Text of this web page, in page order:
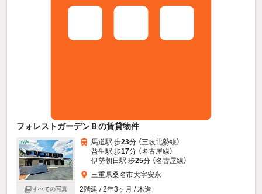
フォレストガーデンＢの賃貸物件
すべての写真
馬道駅 歩23分 （三岐北勢線）
益生駅 歩17分 （名古屋線）
伊勢朝日駅 歩25分 （名古屋線）
三重県桑名市大字安永
2階建 / 2年3ヶ月 / 木造